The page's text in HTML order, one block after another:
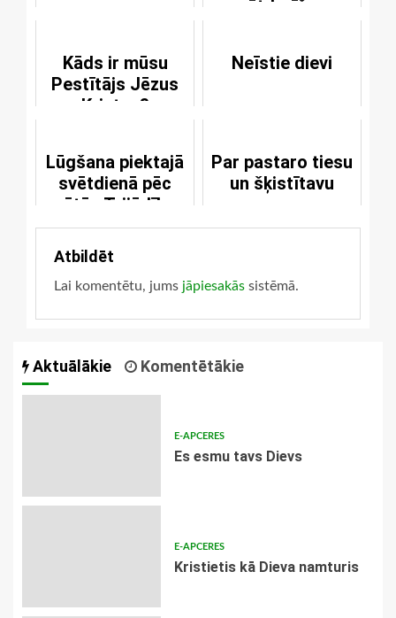
svētdarīšanu
Kāds ir mūsu
Pestītājs Jēzus
Kristus?
Neīstie dievi
Lūgšana piektajā
svētdienā pēc
svētās Trijādības
svētkiem
Par pastaro tiesu
un šķistītavu
Atbildēt
Lai komentētu, jums jāpiesakās sistēmā.
Aktuālākie Komentētākie
E-APCERES
Es esmu tavs Dievs
E-APCERES
Kristietis kā Dieva namturis